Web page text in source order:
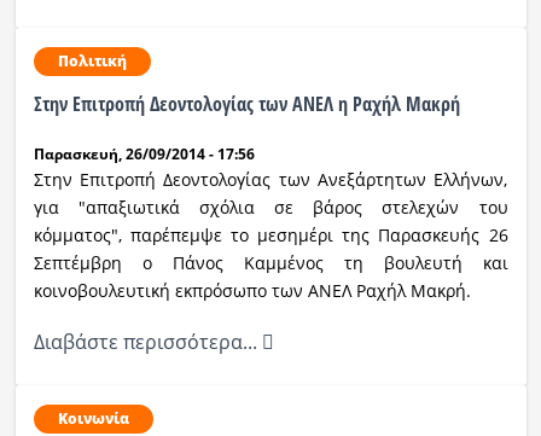
Πολιτική
Στην Επιτροπή Δεοντολογίας των ΑΝΕΛ η Ραχήλ Μακρή
Παρασκευή, 26/09/2014 - 17:56
Στην Επιτροπή Δεοντολογίας των Ανεξάρτητων Ελλήνων,
για "απαξιωτικά σχόλια σε βάρος στελεχών του
κόμματος", παρέπεμψε το μεσημέρι της Παρασκευής 26
Σεπτέμβρη ο Πάνος Καμμένος τη βουλευτή και
κοινοβουλευτική εκπρόσωπο των ΑΝΕΛ Ραχήλ Μακρή.
Διαβάστε περισσότερα...
Κοινωνία